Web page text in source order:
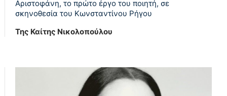
Αριστοφάνη, το πρώτο έργο του ποιητή, σε
σκηνοθεσία του Κωνσταντίνου Ρήγου
Της Καίτης Νικολοπούλου